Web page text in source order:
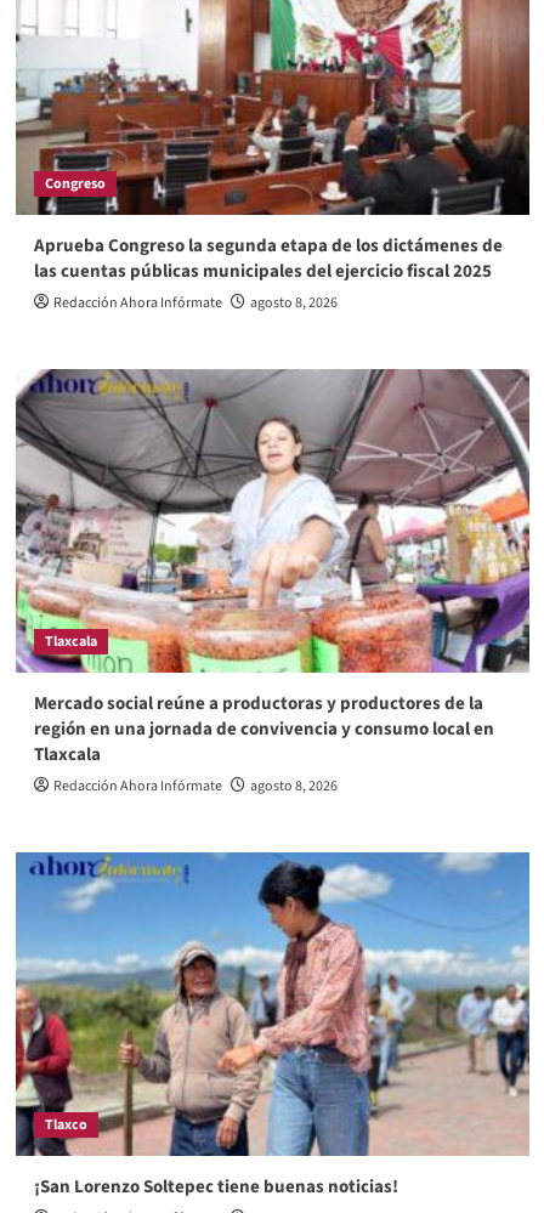
Congreso
Aprueba Congreso la segunda etapa de los dictámenes de
las cuentas públicas municipales del ejercicio fiscal 2025
Redacción Ahora Infórmate agosto 8, 2026
Tlaxcala
Mercado social reúne a productoras y productores de la
región en una jornada de convivencia y consumo local en
Tlaxcala
Redacción Ahora Infórmate agosto 8, 2026
Tlaxco
¡San Lorenzo Soltepec tiene buenas noticias!